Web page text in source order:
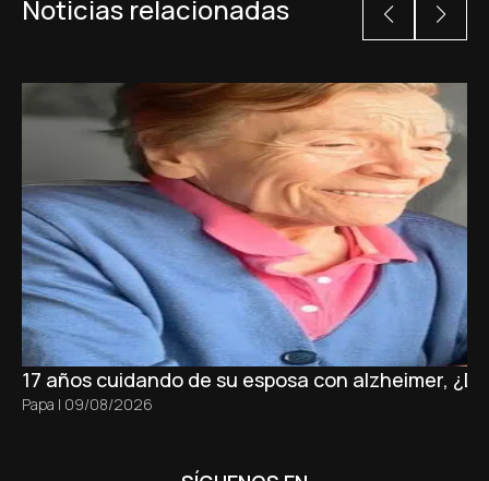
Noticias relacionadas
17 años cuidando de su esposa con alzheimer,
Papa | 09/08/2026